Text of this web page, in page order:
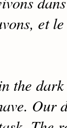
et
the
Our